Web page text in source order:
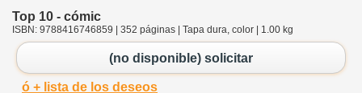
Top 10 - cómic
ISBN: 9788416746859 | 352 páginas | Tapa dura, color | 1.00 kg
(no disponible) solicitar
ó + lista de los deseos